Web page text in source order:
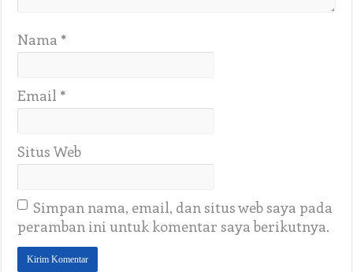
Nama *
Email *
Situs Web
Simpan nama, email, dan situs web saya pada
peramban ini untuk komentar saya berikutnya.